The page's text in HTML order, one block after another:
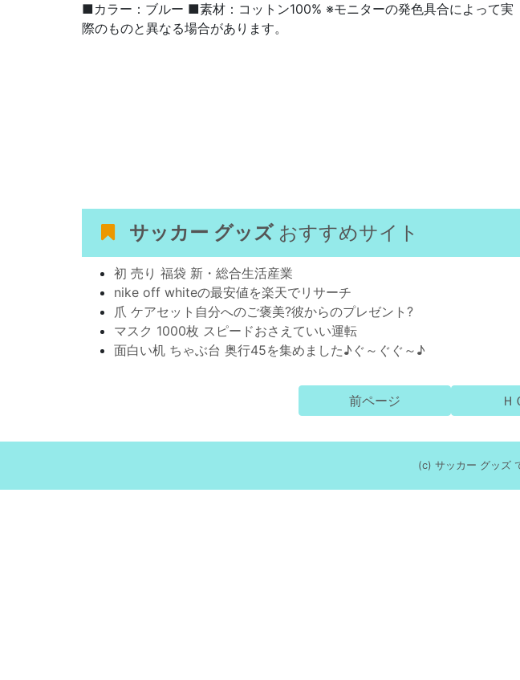
■カラー：ブルー ■素材：コットン100% ※モニターの発色具合によって実
際のものと異なる場合があります。
サッカー グッズおすすめサイト
初 売り 福袋 新・総合生活産業
nike off whiteの最安値を楽天でリサーチ
爪 ケアセット自分へのご褒美?彼からのプレゼント?
マスク 1000枚 スピードおさえていい運転
面白い机 ちゃぶ台 奥行45を集めました♪ぐ～ぐぐ～♪
前ページ Ｈ
(c) サッカー グッズ